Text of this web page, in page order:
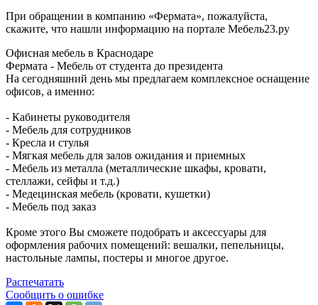
При обращении в компанию «Фермата», пожалуйста,
скажите, что нашли информацию на портале Мебель23.ру
Офисная мебель в Краснодаре
Фермата - Мебель от студента до президента
На сегодняшний день мы предлагаем комплексное оснащение
офисов, а именно:
- Кабинеты руководителя
- Мебель для сотрудников
- Кресла и стулья
- Мягкая мебель для залов ожидания и приемных
- Мебель из металла (металлические шкафы, кровати,
стеллажи, сейфы и т.д.)
- Медецинская мебель (кровати, кушетки)
- Мебель под заказ
Кроме этого Вы сможете подобрать и аксессуары для
оформления рабочих помещений: вешалки, пепельницы,
настольные лампы, постеры и многое другое.
Распечатать
Сообщить о ошибке